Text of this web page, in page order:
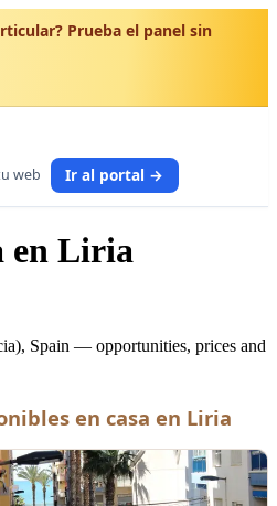
Prueba el panel sin
web Ir al portal →
en Liria
Spain — opportunities, prices and
en casa en Liria